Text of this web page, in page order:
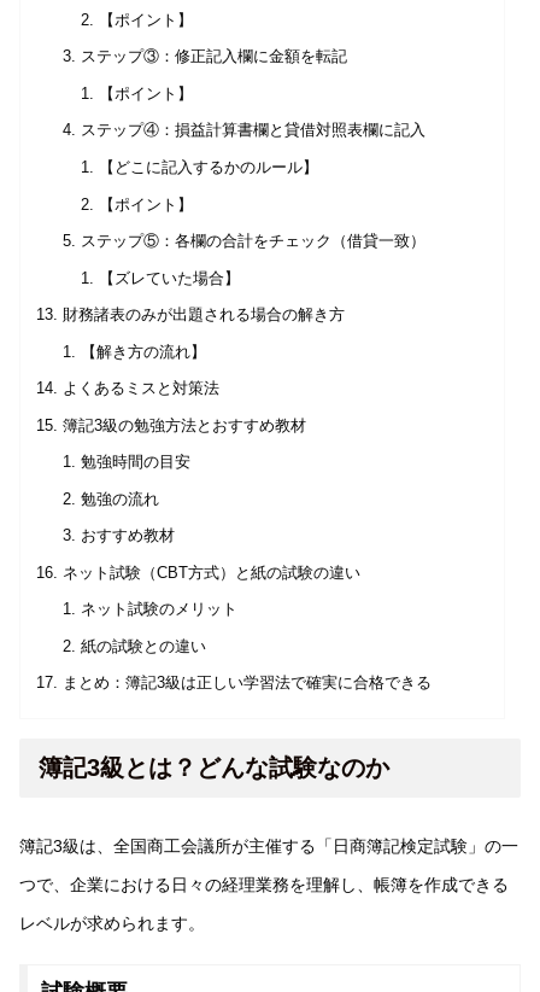
【ポイント】
ステップ③：修正記入欄に金額を転記
【ポイント】
ステップ④：損益計算書欄と貸借対照表欄に記入
【どこに記入するかのルール】
【ポイント】
ステップ⑤：各欄の合計をチェック（借貸一致）
【ズレていた場合】
財務諸表のみが出題される場合の解き方
【解き方の流れ】
よくあるミスと対策法
簿記3級の勉強方法とおすすめ教材
勉強時間の目安
勉強の流れ
おすすめ教材
ネット試験（CBT方式）と紙の試験の違い
ネット試験のメリット
紙の試験との違い
まとめ：簿記3級は正しい学習法で確実に合格できる
簿記3級とは？どんな試験なのか
簿記3級は、全国商工会議所が主催する「日商簿記検定試験」の一
つで、企業における日々の経理業務を理解し、帳簿を作成できる
レベルが求められます。